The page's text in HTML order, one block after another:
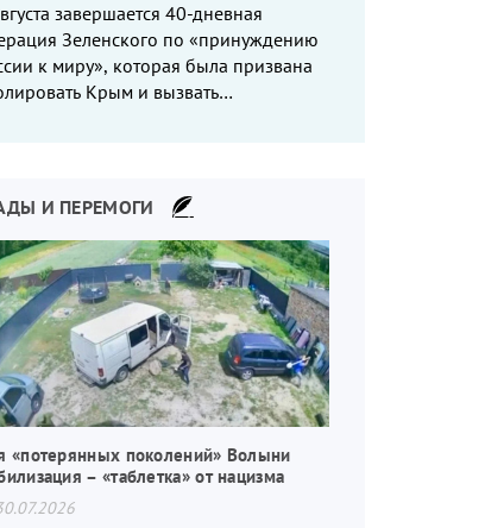
завершается 40-дневная
Зеленского по «принуждению
к миру», которая была призвана
Крым и вызвать
И ПЕРЕМОГИ
«потерянных поколений» Волыни
– «таблетка» от нацизма